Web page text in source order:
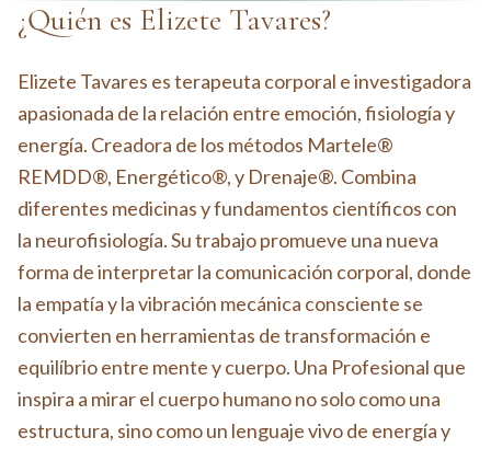
¿Quién es Elizete Tavares?
Elizete Tavares es terapeuta corporal e investigadora
apasionada de la relación entre emoción, fisiología y
energía. Creadora de los métodos Martele®
REMDD®, Energético®, y Drenaje®. Combina
diferentes medicinas y fundamentos científicos con
la neurofisiología. Su trabajo promueve una nueva
forma de interpretar la comunicación corporal, donde
la empatía y la vibración mecánica consciente se
convierten en herramientas de transformación e
equilíbrio entre mente y cuerpo. Una Profesional que
inspira a mirar el cuerpo humano no solo como una
estructura, sino como un lenguaje vivo de energía y